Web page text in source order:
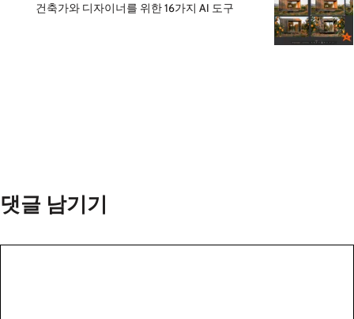
건축가와 디자이너를 위한 16가지 AI 도구
댓글 남기기